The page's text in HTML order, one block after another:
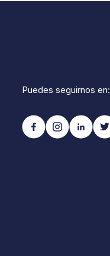
Puedes seguirnos en: